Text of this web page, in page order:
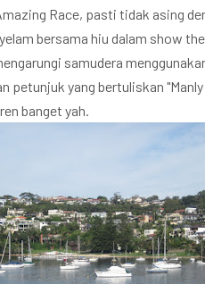
Race, pasti tidak asing
bersama hiu dalam show
samudera
petunjuk yang bertuliskan
banget yah.